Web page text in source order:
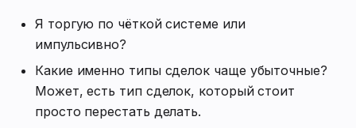
Я торгую по чёткой системе или
импульсивно?
Какие именно типы сделок чаще убыточные?
Может, есть тип сделок, который стоит
просто перестать делать.